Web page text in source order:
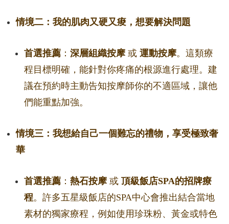
情境二：我的肌肉又硬又痠，想要解決問題
首選推薦 ： 深層組織按摩或 運動按摩。這類療
程目標明確，能針對你疼痛的根源進行處理。建
議在預約時主動告知按摩師你的不適區域，讓他
們能重點加強。
情境三：我想給自己一個難忘的禮物，享受極致奢
華
首選推薦 ： 熱石按摩或 頂級飯店SPA的招牌療
程。許多五星級飯店的SPA中心會推出結合當地
素材的獨家療程，例如使用珍珠粉、黃金或特色